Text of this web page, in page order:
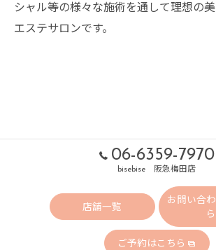
シャル等の様々な施術を通して理想の
エステサロンです。
06-6359-7970
bisebise 阪急梅田店
店舗一覧
お問い合
ら
ご予約はこちら